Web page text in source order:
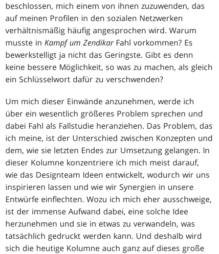
beschlossen, mich einem von ihnen zuzuwenden, das
auf meinen Profilen in den sozialen Netzwerken
verhältnismäßig häufig angesprochen wird. Warum
musste inKampf um ZendikarFahl vorkommen? Es
bewerkstelligt ja nicht das Geringste. Gibt es denn
keine bessere Möglichkeit, so was zu machen, als gleich
ein Schlüsselwort dafür zu verschwenden?
Um mich dieser Einwände anzunehmen, werde ich
über ein wesentlich größeres Problem sprechen und
dabei Fahl als Fallstudie heranziehen. Das Problem, das
ich meine, ist der Unterschied zwischen Konzepten und
dem, wie sie letzten Endes zur Umsetzung gelangen. In
dieser Kolumne konzentriere ich mich meist darauf,
wie das Designteam Ideen entwickelt, wodurch wir uns
inspirieren lassen und wie wir Synergien in unsere
Entwürfe einflechten. Wozu ich mich eher ausschweige,
ist der immense Aufwand dabei, eine solche Idee
herzunehmen und sie in etwas zu verwandeln, was
tatsächlich gedruckt werden kann. Und deshalb wird
sich die heutige Kolumne auch ganz auf dieses große